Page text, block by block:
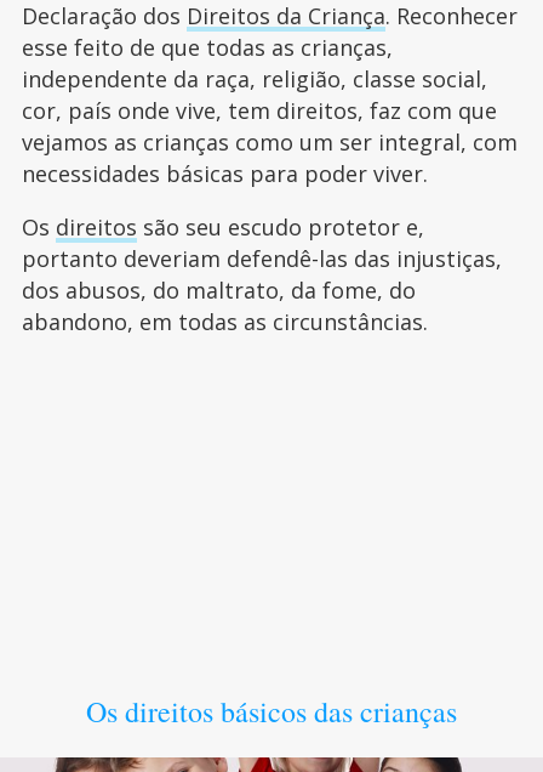
Declaração dos Direitos da Criança. Reconhecer
esse feito de que todas as crianças,
independente da raça, religião, classe social,
cor, país onde vive, tem direitos, faz com que
vejamos as crianças como um ser integral, com
necessidades básicas para poder viver.
Os direitos são seu escudo protetor e,
portanto deveriam defendê-las das injustiças,
dos abusos, do maltrato, da fome, do
abandono, em todas as circunstâncias.
Os direitos básicos das crianças